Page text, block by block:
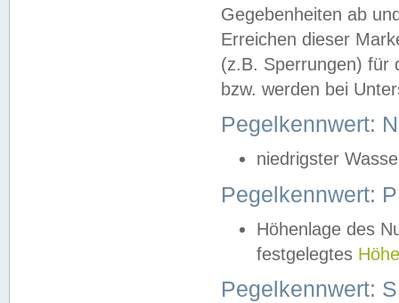
Gegebenheiten ab
Erreichen dieser
(z.B. Sperrungen) für
bzw. werden bei
Pegelkennwert:
niedrigster
Pegelkennwert:
Höhenlage des
festgelegtes
Pegelkennwert: